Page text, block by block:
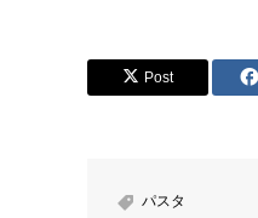
Post
パスタ